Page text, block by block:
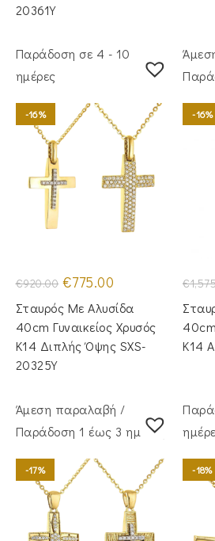
20361Y
Παράδοση σε 4 - 10
ημέρες
-16%
€920.00 Original
price
was:
€920.00.
€775.00
τιμή
είναι:
€775.00.
Σταυρός Με Αλυσίδα
40cm Γυναικείος Χρυσός
Κ14 Διπλής Όψης SXS-
20325Y
-16%
€
Κ14
Άμεση παραλαβή /
Παράδoση 1 έως 3 ημέρες
-17% -18%